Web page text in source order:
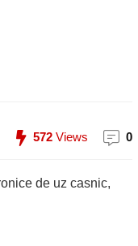
572 Views 0
de uz casnic,